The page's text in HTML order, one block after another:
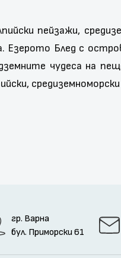
пейзажи,
Блед с
чудеса на
средиземноморски
гр. Варна
бул. Приморски 61